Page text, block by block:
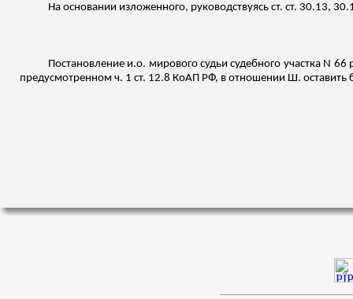
На основании изложенного, руководствуясь ст. ст. 30.13,
Постановление и.о. мирового судьи судебного участка N 66
предусмотренном ч. 1 ст. 12.8 КоАП РФ, в отношении Ш.